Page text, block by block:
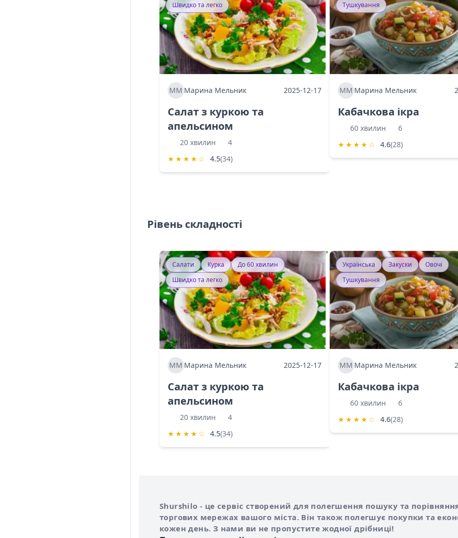
Швидко та легко
ММ Марина Мельник 2025-12-17
Салат з куркою та
апельсином
20 хвилин
4
★ ★ ★ ★ ☆ 4.5(34)
Тушкування
ММ Марина Мельник
Кабачкова ікра
60 хвилин
6
★ ★ ★ ★ ☆ 4.6(28)
Рівень складності
Салати Курка
До 60 хвилин
Швидко та легко
ММ Марина Мельник 2025-12-17
Салат з куркою та
апельсином
20 хвилин
4
★ ★ ★ ★ ☆ 4.5(34)
Українська Закуски
Овочі
Тушкування
ММ Марина Мельник
Кабачкова ікра
60 хвилин
6
★ ★ ★ ★ ☆ 4.6(28)
Про сервіс Shurshilo
Shurshilo - це сервіс створений для полегшення пошуку та
торгових мережах вашого міста. Він також полегшує покупки та
кожен день. З нами ви не пропустите жодної дрібниці!